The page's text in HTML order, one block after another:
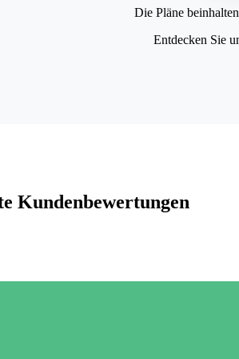
Die Pläne
Entdecken Sie
Kundenbewertungen